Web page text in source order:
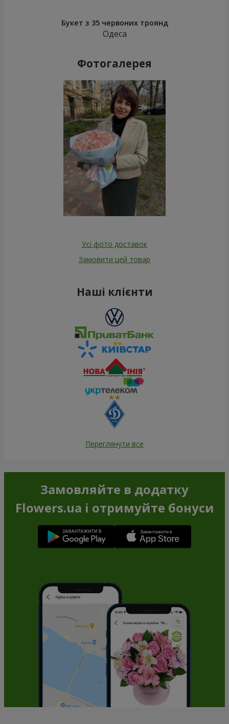
Букет з 35 червоних троянд
Одеса
Фотогалерея
Усі фото доставок
Замовити цей товар
Наші клієнти
Переглянути все
Замовляйте в додатку
Flowers.ua і отримуйте бонуси